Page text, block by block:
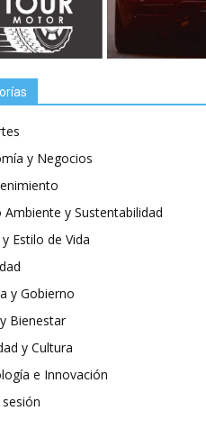
y Negocios
Ambiente y Sustentabilidad
Estilo de Vida
y Gobierno
Bienestar
y Cultura
e Innovación